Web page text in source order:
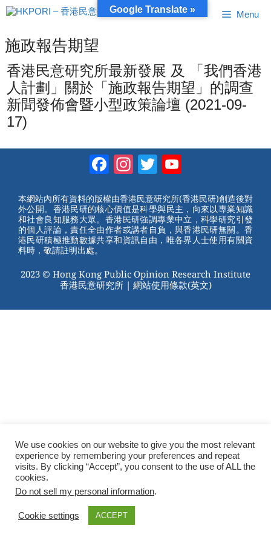
跳
至
容
Menu
施政報告期望
香港民意研究所最新發展 及 「我們香港
人計劃」關於「施政報告期望」的調查
新聞發佈會暨小型政策論壇 (2021-09-
17)
Facebook
Instagram
Twitter
本網站內所有資料的版權由香港民意研究所(香港民研)創造後對
外公開。香港民研的核心價值是科學與民主，向來以專業知識
和社會良知服務大眾。香港民研強調專業中立，科學研究引發
的個人評論，責任全由作者或講者自負，與香港民研無關。香
港民研積極推動數據共享和資訊自由，唯各界人士使用有關資
料時，敬請註明出處。
2023 © Hong Kong Public Opinion Research Institute
香港民意研究所 | 網站使用條款(英文)
We use cookies on our website to give you the most relevant
experience by remembering your preferences and repeat
visits. By clicking “Accept”, you consent to the use of ALL the
cookies.
Do not sell my personal information.
Cookie settings ACCEPT
Google Translate »